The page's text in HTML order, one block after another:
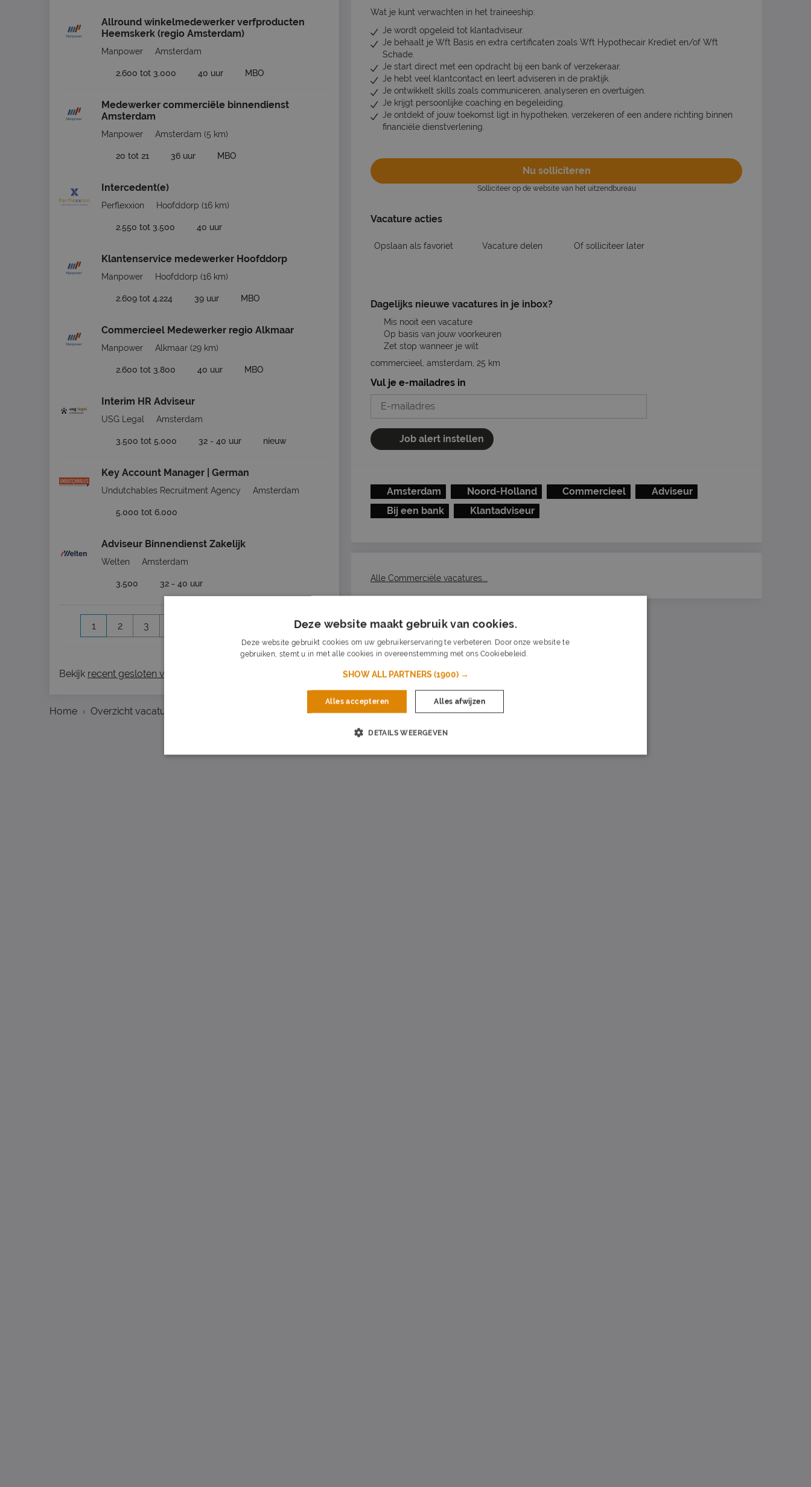
Allround winkelmedewerker verfproducten
Heemskerk (regio Amsterdam)
Manpower Amsterdam
2.600 tot 3.000 40 uur MBO
Medewerker commerciële binnendienst
Amsterdam
Manpower Amsterdam (5 km)
20 tot 21 36 uur MBO
Intercedent(e)
Perflexxion Hoofddorp (16 km)
2.550 tot 3.500 40 uur
Klantenservice medewerker Hoofddorp
Manpower Hoofddorp (16 km)
2.609 tot 4.224 39 uur MBO
Commercieel Medewerker regio Alkmaar
Manpower Alkmaar (29 km)
2.600 tot 3.800 40 uur MBO
Interim HR Adviseur
USG Legal Amsterdam
3.500 tot 5.000 32 - 40 uur nieuw
Key Account Manager | German
Undutchables Recruitment Agency Amsterdam
5.000 tot 6.000
Adviseur Binnendienst Zakelijk
Welten Amsterdam
3.500 32 - 40 uur
1 2 3 Volgende >
Bekijk recent gesloten vacatures
Home Overzicht vacatures Commercieel
Wat je kunt verwachten in het traineeship:
Je wordt opgeleid tot klantadviseur.
Je behaalt je Wft Basis en extra certificaten zoals Wft Hypothecair Krediet en/of Wft
Schade.
Je start direct met een opdracht bij een bank of verzekeraar.
Je hebt veel klantcontact en leert adviseren in de praktijk.
Je ontwikkelt skills zoals communiceren, analyseren en overtuigen.
Je krijgt persoonlijke coaching en begeleiding.
Je ontdekt of jouw toekomst ligt in hypotheken, verzekeren of een andere richting binnen
financiële dienstverlening.
Nu solliciteren
Solliciteer op de website van het uitzendbureau
Vacature acties
Opslaan als favoriet Vacature delen Of solliciteer later
Dagelijks nieuwe vacatures in je inbox?
Mis nooit een vacature
Op basis van jouw voorkeuren
Zet stop wanneer je wilt
commercieel, amsterdam, 25 km
Vul je e-mailadres in
Job alert instellen
Amsterdam Noord-Holland Commercieel
Adviseur
Bij een bank
Klantadviseur
Alle Commerciële vacatures...
Deze website maakt gebruik van cookies.
Deze website gebruikt cookies om uw gebruikerservaring te verbeteren. Door onze website te
gebruiken, stemt u in met alle cookies in overeenstemming met ons Cookiebeleid.
SHOW ALL PARTNERS (1900) →
Alles accepteren Alles afwijzen
DETAILS WEERGEVEN